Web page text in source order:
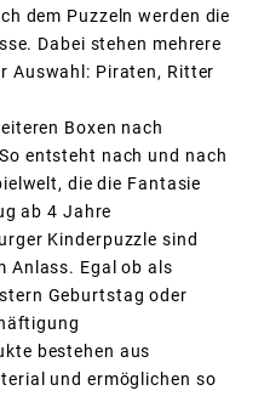
dem Puzzeln werden die
Dabei stehen mehrere
Auswahl: Piraten, Ritter
Boxen nach
entsteht nach und nach
die die Fantasie
ab 4 Jahre
Kinderpuzzle sind
Anlass. Egal ob als
Geburtstag oder
bestehen aus
und ermöglichen so